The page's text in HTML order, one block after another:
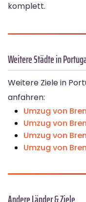
komplett.
Weitere Städte in
Weitere Ziele in
anfahren:
Umzug von
Umzug von
Umzug von
Umzug von